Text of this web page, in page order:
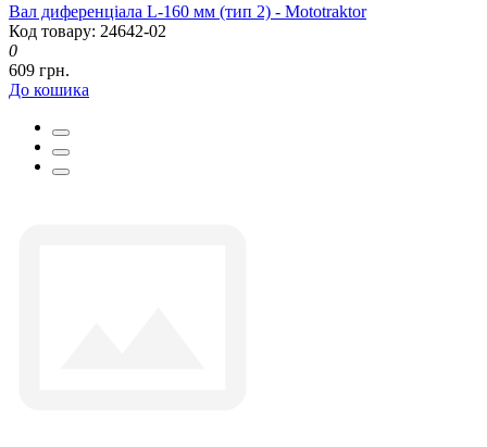
Вал диференціала L-160 мм (тип 2) - Mototraktor
Код товару: 24642-02
0
609 грн.
До кошика